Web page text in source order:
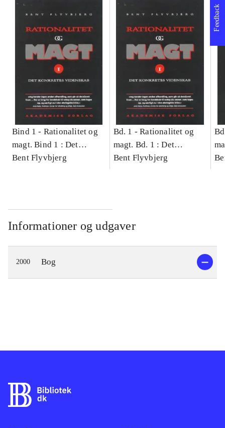
Bind 1 - Rationalitet og
magt. Bind 1 : Det
konkretes videnskab
Bent Flyvbjerg
Bd. 1 -Rationalitet og
magt. Bd. 1 : Det
konkretes videnskab
Bent Flyvbjerg
Informationer og udgaver
2000 Bog
Feedback